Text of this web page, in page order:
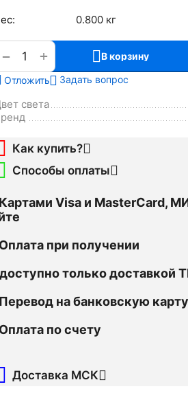
0.800 кг
+
− В корзину
Отложить Задать вопрос
света
Как купить?
Способы оплаты
Visa и MasterCard,
при получении
только доставкой
на банковскую карту
по счету
Доставка МСК